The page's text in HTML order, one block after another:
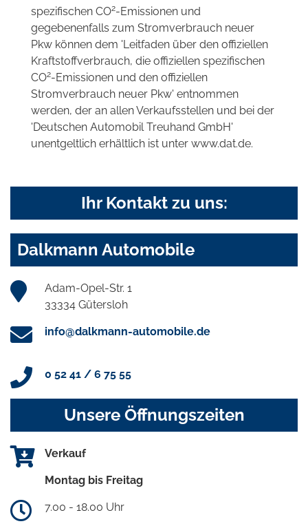
spezifischen CO2-Emissionen und
gegebenenfalls zum Stromverbrauch neuer
Pkw können dem 'Leitfaden über den offiziellen
Kraftstoffverbrauch, die offiziellen spezifischen
CO2-Emissionen und den offiziellen
Stromverbrauch neuer Pkw' entnommen
werden, der an allen Verkaufsstellen und bei der
'Deutschen Automobil Treuhand GmbH'
unentgeltlich erhältlich ist unter www.dat.de.
Ihr Kontakt zu uns:
Dalkmann Automobile
Adam-Opel-Str. 1
33334 Gütersloh
info@dalkmann-automobile.de
0 52 41 / 6 75 55
Unsere Öffnungszeiten
Verkauf
Montag bis Freitag
7.00 - 18.00 Uhr